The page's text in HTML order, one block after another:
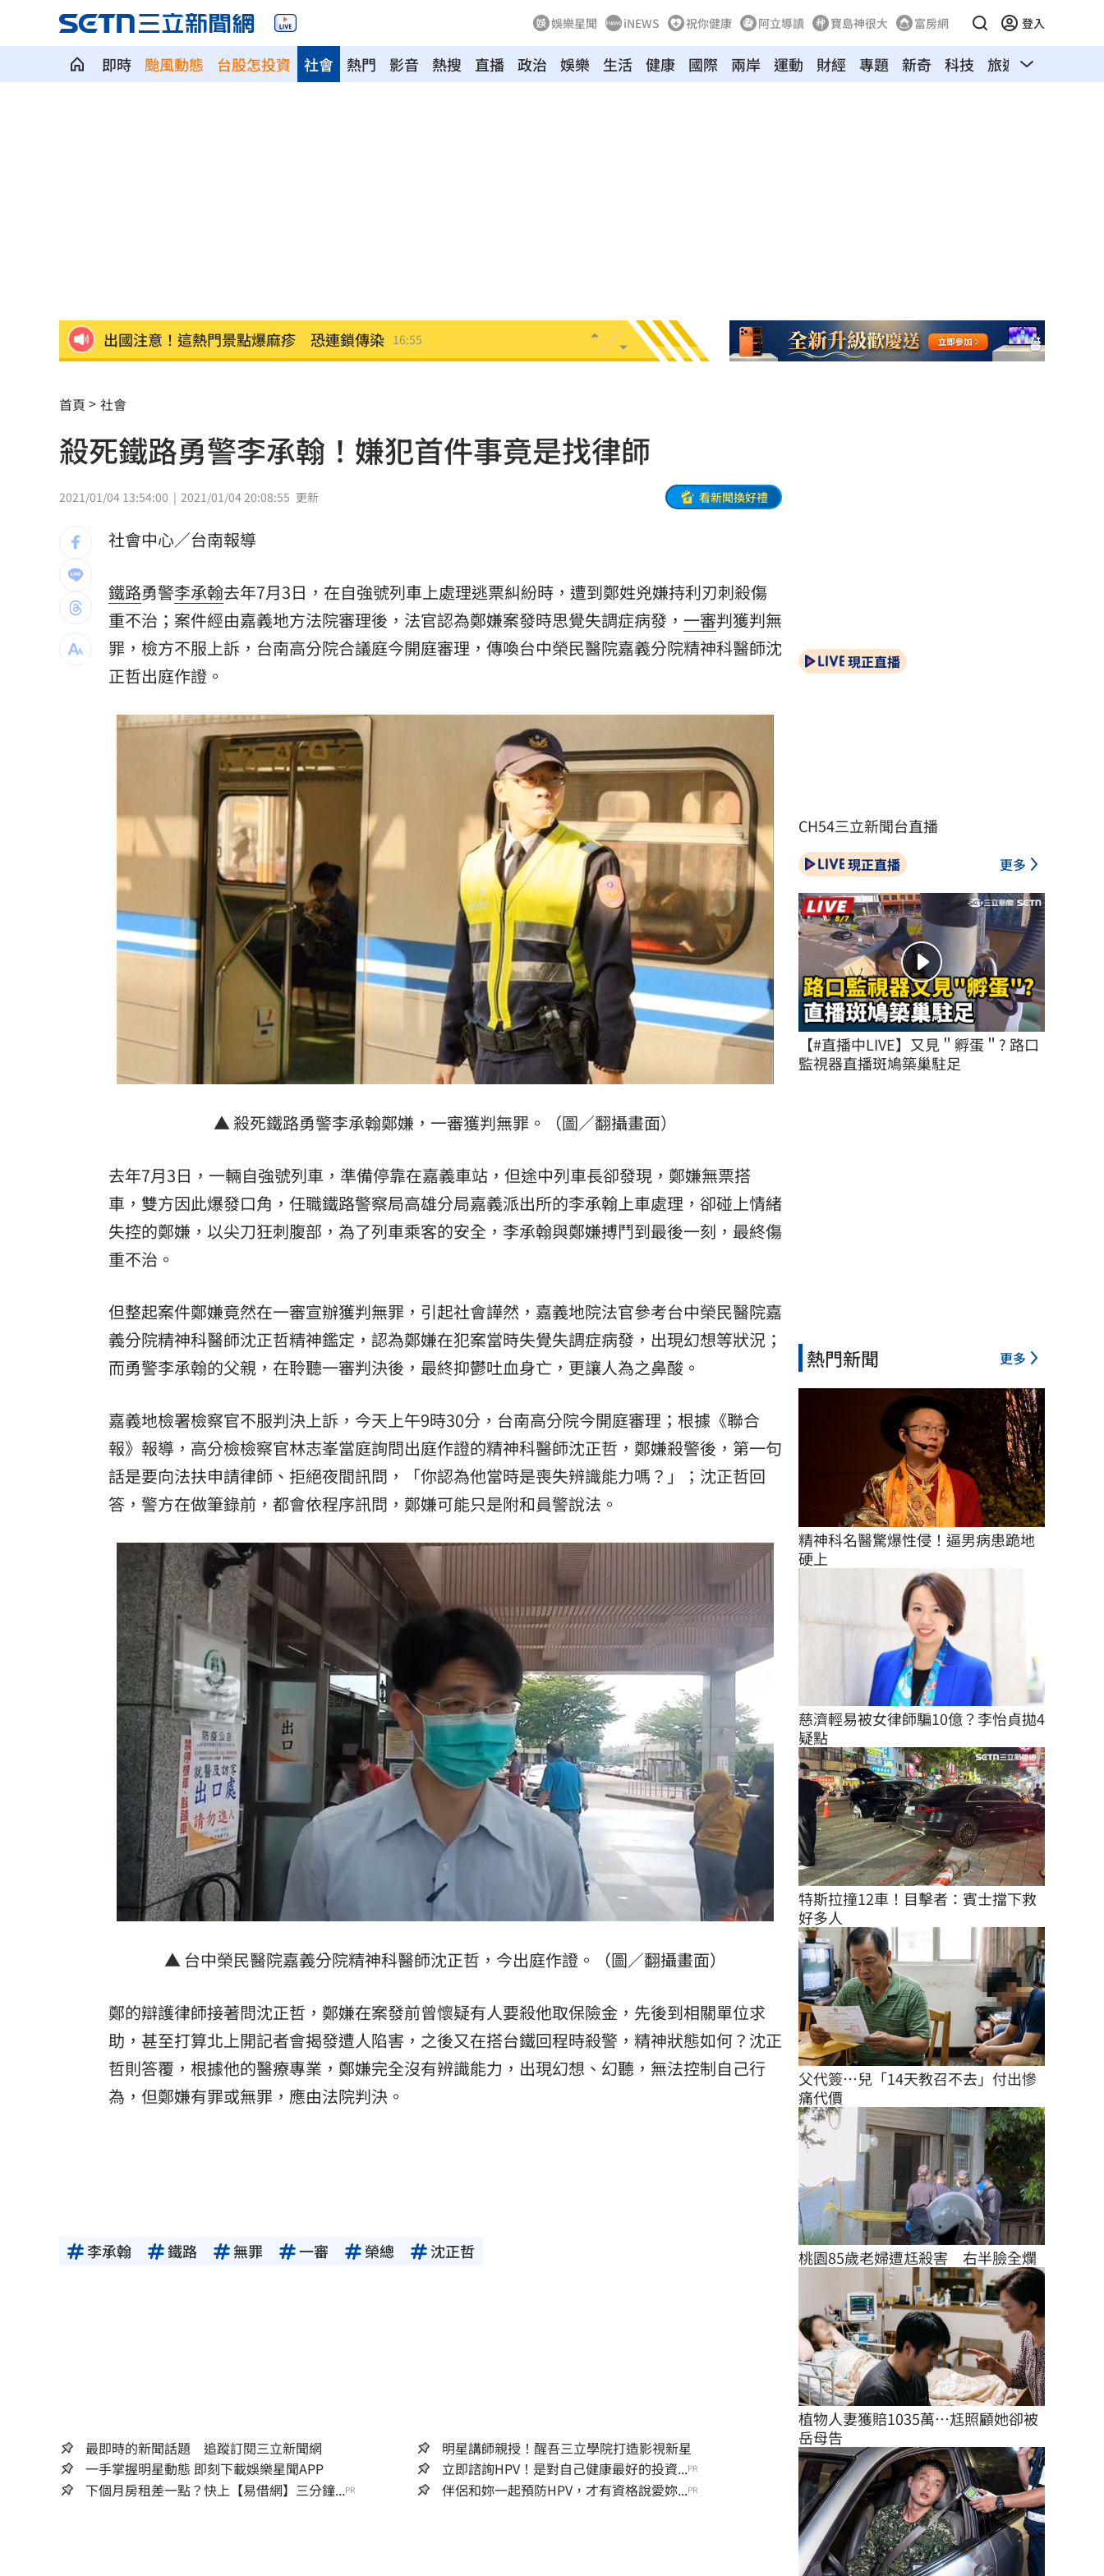
娛樂星聞 iNEWS 祝你健康 阿立導讀 寶島神很大 富房網 登入
即時 颱風動態 台股怎投資 熱門 影音 熱搜 直播 政治
社會 娛樂 生活 健康 國際 兩岸 運動 財經 專題 新奇 科技 旅遊 汽車
出國注意！這熱門景點爆麻疹 恐連鎖傳染 16:55
前女團成員椎間盤突出 頻繁發抖粉心疼
阿公推孫被撞死！女兒悲嘆：等嘸一句道歉 16:46
貨車巨輪「離家出走」噴火光！驚險畫面曝
酒後聊工作爆口角 2高中同學當街玩摔角
U20田徑世錦賽簡子傑3000公尺破全國紀錄 16:40
被目擊現身三總直腸科 67歲徐乃麟證實了 16:36
南澳住宅火警2童自行逃生 消防救受困狗
陳佩琪：柯文哲抱怨電子手環「充電不便」 16:33
高雄漁船誤捕革龜 海巡吊車救援上岸安置
富邦交手統一延賽 新洋投瑪蒂斯首秀泡湯
白海豚強風吹倒飯店圍籬！路人受傷送醫 16:31
事後甜約滑雪！正妹見他放閃正宮怒告 16:27
台灣彩券開獎直播中 20:31
LIVE三立+24小時直播 15:27
三立iNEWS新聞台線上直播
商場戰國來臨 台中「頂奢大道」逐漸成形
台彩父親節推新刮刮樂千萬頭獎超「爸」氣 12:00
8國球員齊聚高雄 Formosa 7s掀足球熱潮 10:00
理想混蛋號召粉絲跨海追星吃美食！ 18:15
首頁 社會
殺死鐵路勇警李承翰！嫌犯首件事竟是找律師
2021/01/04 13:54:00 2021/01/04 20:08:55 更新 看新聞換好禮
社會中心／台南報導
鐵路勇警李承翰去年7月3日，在自強號列車上處理逃票糾紛時，遭到鄭姓兇嫌持利刃刺殺傷
重不治；案件經由嘉義地方法院審理後，法官認為鄭嫌案發時思覺失調症病發， 一審判獲判無
罪 ，檢方不服上訴，台南高分院合議庭今開庭審理，傳喚台中榮民醫院嘉義分院精神科醫師沈
正哲出庭作證。
▲ 殺死鐵路勇警李承翰鄭嫌，一審獲判無罪。（圖／翻攝畫面）
去年7月3日，一輛自強號列車，準備停靠在嘉義車站，但途中列車長卻發現，鄭嫌無票搭
車，雙方因此爆發口角，任職鐵路警察局高雄分局嘉義派出所的李承翰上車處理，卻碰上情緒
失控的鄭嫌，以尖刀狂刺腹部，為了列車乘客的安全，李承翰與鄭嫌搏鬥到最後一刻，最終傷
重不治。
但整起案件鄭嫌竟然在一審宣辦獲判無罪，引起社會譁然，嘉義地院法官參考台中榮民醫院嘉
義分院精神科醫師沈正哲精神鑑定，認為鄭嫌在犯案當時失覺失調症病發，出現幻想等狀況；
而勇警李承翰的父親，在聆聽一審判決後，最終抑鬱吐血身亡，更讓人為之鼻酸。
嘉義地檢署檢察官不服判決上訴，今天上午9時30分，台南高分院今開庭審理；根據《聯合
報》報導，高分檢檢察官林志峯當庭詢問出庭作證的精神科醫師沈正哲，鄭嫌殺警後，第一句
話是要向法扶申請律師、拒絕夜間訊問，「你認為他當時是喪失辨識能力嗎？」；沈正哲回
答，警方在做筆錄前，都會依程序訊問，鄭嫌可能只是附和員警說法。
▲ 台中榮民醫院嘉義分院精神科醫師沈正哲，今出庭作證。（圖／翻攝畫面）
鄭的辯護律師接著問沈正哲，鄭嫌在案發前曾懷疑有人要殺他取保險金，先後到相關單位求
助，甚至打算北上開記者會揭發遭人陷害，之後又在搭台鐵回程時殺警，精神狀態如何？沈正
哲則答覆，根據他的醫療專業，鄭嫌完全沒有辨識能力，出現幻想、幻聽，無法控制自己行
為，但鄭嫌有罪或無罪，應由法院判決。
李承翰 鐵路 無罪 一審 榮總 沈正哲
最即時的新聞話題 追蹤訂閱三立新聞網
明星講師親授！醒吾三立學院打造影視新星
一手掌握明星動態 即刻下載娛樂星聞APP
立即諮詢HPV！是對自己健康最好的投資...PR
下個月房租差一點？快上【易借網】三分鐘...PR 伴侶和妳一起預防HPV，才有資格說愛妳...PR
現正直播
CH54三立新聞台直播
現正直播 更多
【#直播中LIVE】又見＂孵蛋＂? 路口
監視器直播斑鳩築巢駐足
熱門新聞 更多
精神科名醫驚爆性侵！逼男病患跪地
硬上
慈濟輕易被女律師騙10億？李怡貞拋4
疑點
特斯拉撞12車！目擊者：賓士擋下救
好多人
父代簽…兒「14天教召不去」付出慘
痛代價
桃園85歲老婦遭尪殺害　右半臉全爛
植物人妻獲賠1035萬…尪照顧她卻被
岳母告